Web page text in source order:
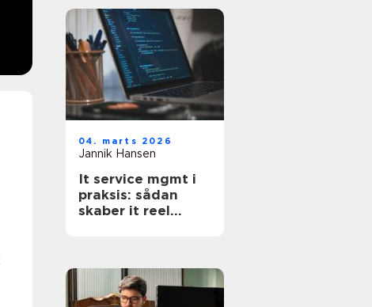
04. marts 2026
Jannik Hansen
It service mgmt i
praksis: sådan
skaber it reel